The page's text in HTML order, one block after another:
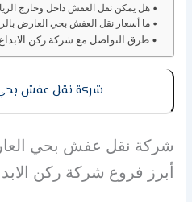
هل يمكن نقل العفش داخل وخارج
ما أسعار نقل العفش بحي العارض
طرق التواصل مع شركة ركن الابداع
شركة نقل عفش بحي
شركة نقل عفش بحي
أبرز فروع شركة ركن